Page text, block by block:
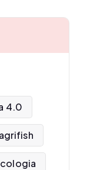
4.0
agrifish